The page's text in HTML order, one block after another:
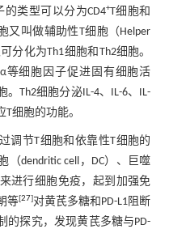
类型可以分为CD4+T细胞和
又叫做辅助性T细胞（Helper
分化为Th1细胞和Th2细胞。
α等细胞因子促进固有细胞活
Th2细胞分泌IL-4、IL-6、IL-
细胞的功能。
调节T细胞和依靠性T细胞的
（dendritic cell，DC）、巨噬
进行细胞免疫，起到加强免
等[27]对黄芪多糖和PD-L1阻断
的探究，发现黄芪多糖与PD-